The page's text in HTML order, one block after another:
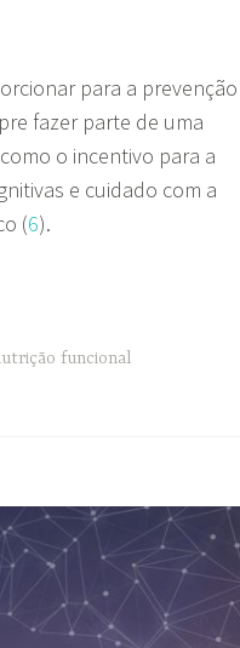
para a prevenção
fazer parte de uma
o incentivo para a
e cuidado com a
(6).
funcional